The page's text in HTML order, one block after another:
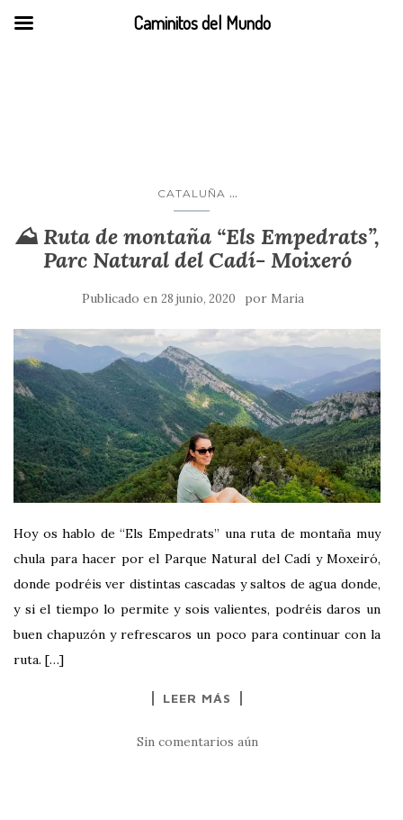
CATALUÑA ...
⛰️ Ruta de montaña “Els Empedrats”,
Parc Natural del Cadí- Moixeró
Publicado en 28 junio, 2020 por Maria
Hoy os hablo de “Els Empedrats” una ruta de montaña muy
chula para hacer por el Parque Natural del Cadí y Moxeiró,
donde podréis ver distintas cascadas y saltos de agua donde,
y si el tiempo lo permite y sois valientes, podréis daros un
buen chapuzón y refrescaros un poco para continuar con la
ruta. […]
LEER MÁS
Sin comentarios aún
Caminitos del Mundo